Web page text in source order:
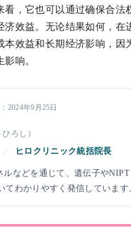
看，它也可以通过确保合法
济效益。无论结果如何，在
本效益和长期经济影响，因
响。
2024年9月25日
ひろし）
／ ヒロクリニック統括院長
ルなどを通じて、遺伝子やNIPT
てわかりやすく発信しています